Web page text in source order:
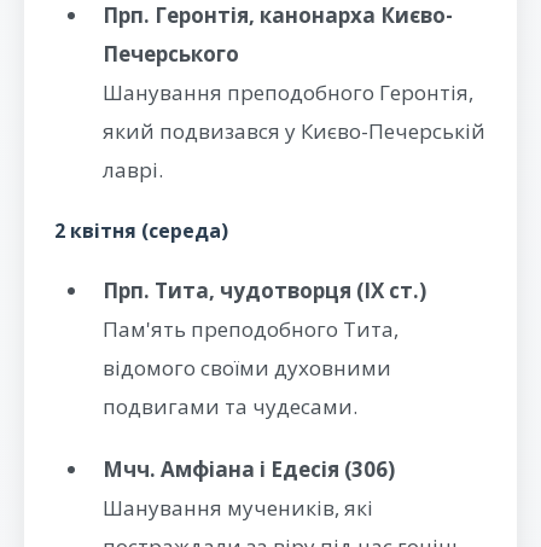
Прп. Геронтія, канонарха Києво-
Печерського
Шанування преподобного Геронтія,
який подвизався у Києво-Печерській
лаврі.
2 квітня (середа)
Прп. Тита, чудотворця (IX ст.)
Пам'ять преподобного Тита,
відомого своїми духовними
подвигами та чудесами.
Мчч. Амфіана і Едесія (306)
Шанування мучеників, які